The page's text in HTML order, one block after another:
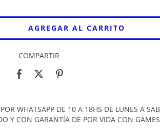
COMPARTIR
WHATSAPP DE 10 A 18HS DE LUNES A
Y CON GARANTÍA DE POR VIDA CON